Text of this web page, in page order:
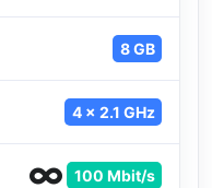
8 GB
4 x 2.1 GHz
100 Mbit/s